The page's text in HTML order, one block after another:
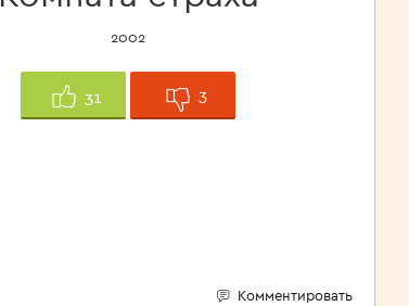
2002
31 3
Комментировать